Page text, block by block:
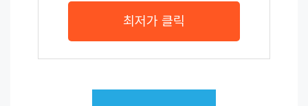
최저가 클릭